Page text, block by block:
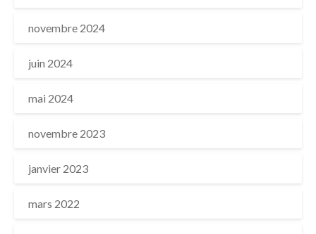
novembre 2024
juin 2024
mai 2024
novembre 2023
janvier 2023
mars 2022